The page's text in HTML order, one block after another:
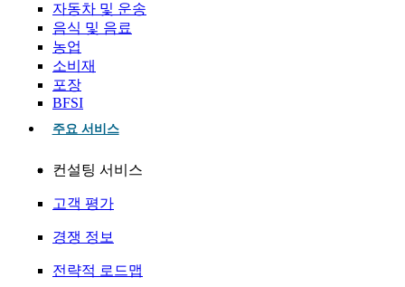
자동차 및 운송
음식 및 음료
농업
소비재
포장
BFSI
주요 서비스
컨설팅 서비스
고객 평가
경쟁 정보
전략적 로드맵